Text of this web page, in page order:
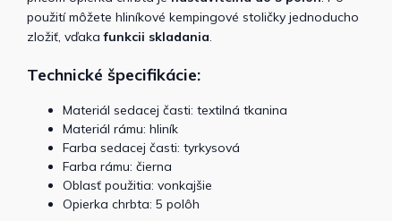
použití môžete hliníkové kempingové stoličky jednoducho
zložiť, vďaka funkcii skladania
Technické špecifikácie:
Materiál sedacej časti: textilná tkanina
Materiál rámu: hliník
Farba sedacej časti: tyrkysová
Farba rámu: čierna
Oblasť použitia: vonkajšie
Opierka chrbta: 5 polôh